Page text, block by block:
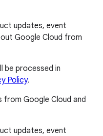
updates, event
Google Cloud from
be processed in
Policy.
from Google Cloud and
updates, event